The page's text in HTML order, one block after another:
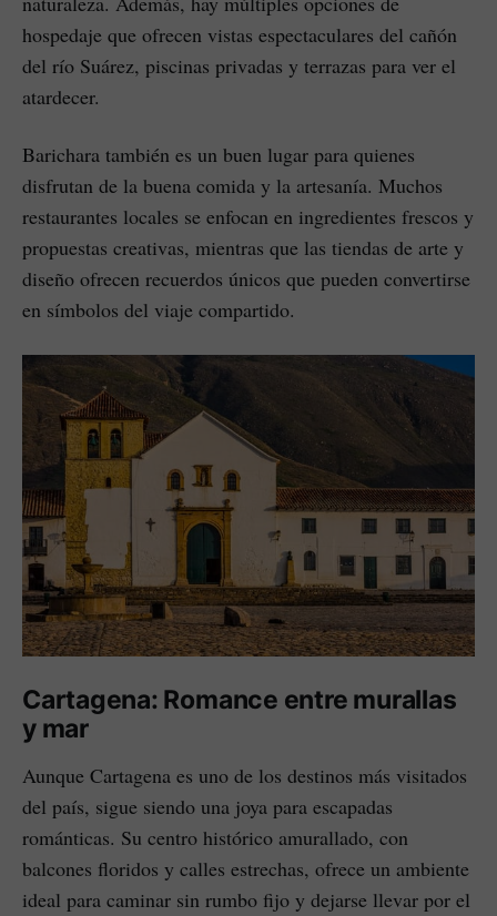
hospedaje que ofrecen vistas espectaculares del cañón
del río Suárez, piscinas privadas y terrazas para ver el
atardecer.
Barichara también es un buen lugar para quienes
disfrutan de la buena comida y la artesanía. Muchos
restaurantes locales se enfocan en ingredientes frescos y
propuestas creativas, mientras que las tiendas de arte y
diseño ofrecen recuerdos únicos que pueden convertirse
en símbolos del viaje compartido.
Cartagena: Romance entre murallas
y mar
Aunque Cartagena es uno de los destinos más visitados
del país, sigue siendo una joya para escapadas
románticas. Su centro histórico amurallado, con
balcones floridos y calles estrechas, ofrece un ambiente
ideal para caminar sin rumbo fijo y dejarse llevar por el